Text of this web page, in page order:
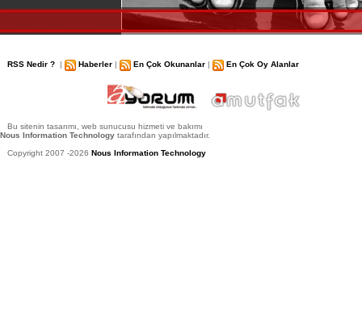
RSS Nedir ? | Haberler | En Çok Okunanlar | En Çok Oy Alanlar
Bu sitenin tasarımı, web sunucusu hizmeti ve bakımı
Nous Information Technology tarafından yapılmaktadır.
Copyright 2007 -2026 Nous Information Technology